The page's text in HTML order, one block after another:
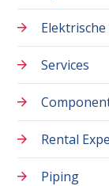
Services
Rental
Piping